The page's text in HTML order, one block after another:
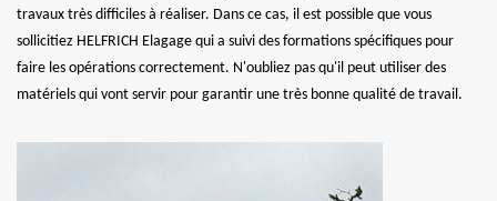
travaux très difficiles à réaliser. Dans ce cas, il est possible que vous
sollicitiez HELFRICH Elagage qui a suivi des formations spécifiques pour
faire les opérations correctement. N'oubliez pas qu'il peut utiliser des
matériels qui vont servir pour garantir une très bonne qualité de travail.